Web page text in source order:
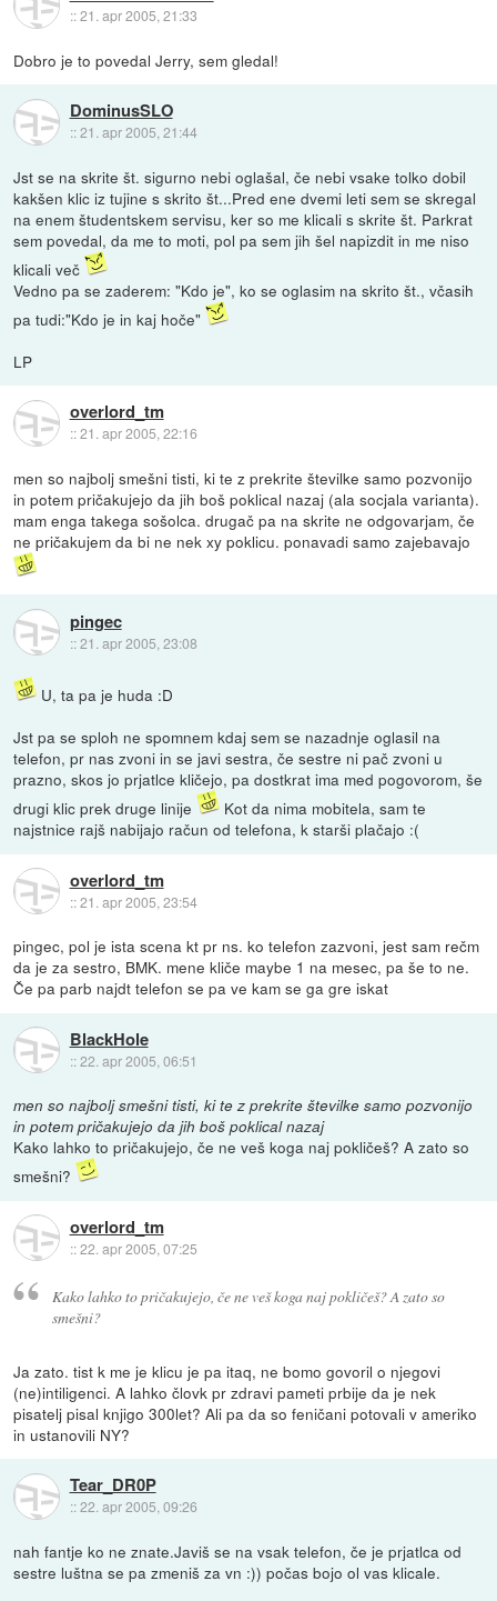
::21. apr 2005, 21:33
Dobro je to povedal Jerry, sem gledal!
DominusSLO
::21. apr 2005, 21:44
Jst se na skrite št. sigurno nebi oglašal, če nebi vsake tolko dobil
kakšen klic iz tujine s skrito št...Pred ene dvemi leti sem se skregal
na enem študentskem servisu, ker so me klicali s skrite št. Parkrat
sem povedal, da me to moti, pol pa sem jih šel napizdit in me niso
klicali več
Vedno pa se zaderem: "Kdo je", ko se oglasim na skrito št., včasih
pa tudi:"Kdo je in kaj hoče"
LP
overlord_tm
::21. apr 2005, 22:16
men so najbolj smešni tisti, ki te z prekrite številke samo pozvonijo
in potem pričakujejo da jih boš poklical nazaj (ala socjala varianta).
mam enga takega sošolca. drugač pa na skrite ne odgovarjam, če
ne pričakujem da bi ne nek xy poklicu. ponavadi samo zajebavajo
pingec
::21. apr 2005, 23:08
U, ta pa je huda :D
Jst pa se sploh ne spomnem kdaj sem se nazadnje oglasil na
telefon, pr nas zvoni in se javi sestra, če sestre ni pač zvoni u
prazno, skos jo prjatlce kličejo, pa dostkrat ima med pogovorom, še
drugi klic prek druge linije
Kot da nima mobitela, sam te
najstnice rajš nabijajo račun od telefona, k starši plačajo :(
overlord_tm
::21. apr 2005, 23:54
pingec, pol je ista scena kt pr ns. ko telefon zazvoni, jest sam rečm
da je za sestro, BMK. mene kliče maybe 1 na mesec, pa še to ne.
Če pa parb najdt telefon se pa ve kam se ga gre iskat
BlackHole
::22. apr 2005, 06:51
men so najbolj smešni tisti, ki te z prekrite številke samo pozvonijo
in potem pričakujejo da jih boš poklical nazaj
Kako lahko to pričakujejo, če ne veš koga naj pokličeš? A zato so
smešni?
overlord_tm
::22. apr 2005, 07:25
Kako lahko to pričakujejo, če ne veš koga naj pokličeš? A zato so
smešni?
Ja zato. tist k me je klicu je pa itaq, ne bomo govoril o njegovi
(ne)intiligenci. A lahko človk pr zdravi pameti prbije da je nek
pisatelj pisal knjigo 300let? Ali pa da so feničani potovali v ameriko
in ustanovili NY?
Tear_DR0P
::22. apr 2005, 09:26
nah fantje ko ne znate.Javiš se na vsak telefon, če je prjatlca od
sestre luštna se pa zmeniš za vn :)) počas bojo ol vas klicale.